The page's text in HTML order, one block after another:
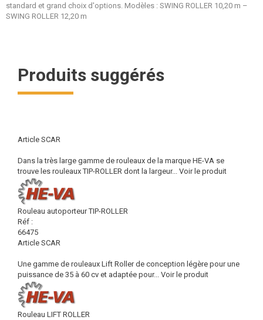
standard et grand choix d'options. Modèles : SWING ROLLER 10,20 m –
SWING ROLLER 12,20 m
Produits suggérés
Article SCAR
Dans la très large gamme de rouleaux de la marque HE-VA se
trouve les rouleaux TIP-ROLLER dont la largeur... Voir le produit
Rouleau autoporteur TIP-ROLLER
Réf :
66475
Article SCAR
Une gamme de rouleaux Lift Roller de conception légère pour une
puissance de 35 à 60 cv et adaptée pour... Voir le produit
Rouleau LIFT ROLLER